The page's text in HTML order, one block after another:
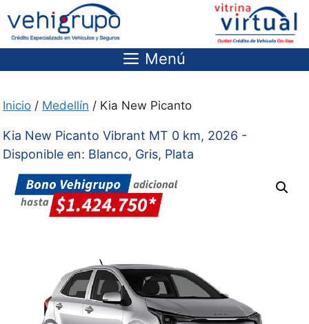
contenido
Menú
Inicio / Medellín / Kia New Picanto
Kia New Picanto Vibrant MT 0 km, 2026 -
Disponible en: Blanco, Gris, Plata